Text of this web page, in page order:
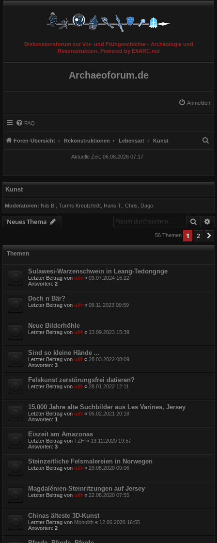
Diskussionsforum zur Vor- und Frühgeschichte - Archäologie und
Rekonstruktion. Powered by EXARC.net
Archaeoforum.de
Anmelden
FAQ
Foren-Übersicht Rekonstruktionen Lebensart Kunst
Aktuelle Zeit: 06.08.2026 07:17
Kunst
Moderatoren: Nils B. ,Turms Kreutzfeldt Hans T. ,Chris Dago
Neues Thema Suche
56 Themen 1 2
Themen
Sulawesi-Warzenschwein in Leang-Tedongnge
Letzter Beitrag von ulfr « 03.07.2024 16:22
Antworten: 2
Doch n Bär?
Letzter Beitrag von ulfr « 09.11.2023 09:59
Neue Bilderhöhle
Letzter Beitrag von ulfr « 13.09.2023 15:39
Sind so kleine Hände ...
Letzter Beitrag von ulfr « 28.03.2022 08:09
Antworten: 3
Felskunst zerstörungsfrei datieren?
Letzter Beitrag von ulfr « 28.01.2022 12:11
15.000 Jahre alte Suchbilder aus Les Varines, Jersey
Letzter Beitrag von ulfr « 05.02.2021 20:18
Antworten: 1
Eiszeit am Amazonas
Letzter Beitrag von TZH « 13.12.2020 19:57
Antworten: 3
Steinzeitliche Felsmalereien in Norwegen
Letzter Beitrag von ulfr « 29.08.2020 09:06
Magdalénien-Steinritzungen auf Jersey
Letzter Beitrag von ulfr « 22.08.2020 07:55
Chinas älteste 3D-Kunst
Letzter Beitrag von Monolith « 12.06.2020 16:55
Antworten: 2